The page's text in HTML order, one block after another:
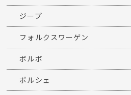
ジープ
フォルクスワーゲン
ボルボ
ポルシェ